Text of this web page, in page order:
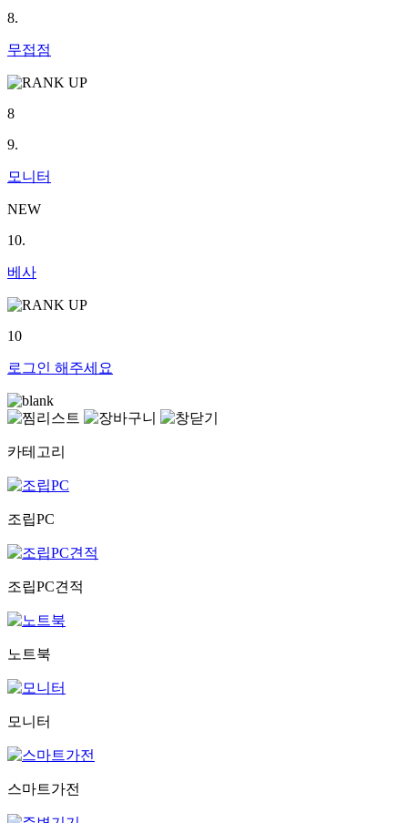
8.
무접점
8
9.
모니터
NEW
10.
베사
10
로그인 해주세요
카테고리
조립PC
조립PC견적
노트북
모니터
스마트가전